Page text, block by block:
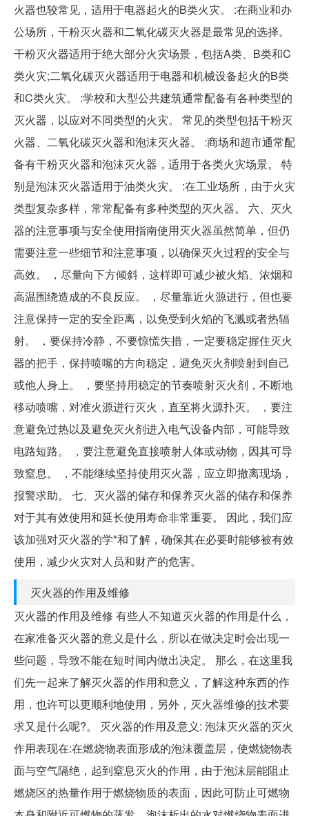
火器也较常见，适用于电器起火的B类火灾。 :在商业和办
公场所，干粉灭火器和二氧化碳灭火器是最常见的选择。
干粉灭火器适用于绝大部分火灾场景，包括A类、B类和C
类火灾;二氧化碳灭火器适用于电器和机械设备起火的B类
和C类火灾。 :学校和大型公共建筑通常配备有各种类型的
灭火器，以应对不同类型的火灾。 常见的类型包括干粉灭
火器、二氧化碳灭火器和泡沫灭火器。 :商场和超市通常配
备有干粉灭火器和泡沫灭火器，适用于各类火灾场景。 特
别是泡沫灭火器适用于油类火灾。 :在工业场所，由于火灾
类型复杂多样，常常配备有多种类型的灭火器。 六、灭火
器的注意事项与安全使用指南使用灭火器虽然简单，但仍
需要注意一些细节和注意事项，以确保灭火过程的安全与
高效。 ，尽量向下方倾斜，这样即可减少被火焰、浓烟和
高温围绕造成的不良反应。 ，尽量靠近火源进行，但也要
注意保持一定的安全距离，以免受到火焰的飞溅或者热辐
射。 ，要保持冷静，不要惊慌失措，一定要稳定握住灭火
器的把手，保持喷嘴的方向稳定，避免灭火剂喷射到自己
或他人身上。 ，要坚持用稳定的节奏喷射灭火剂，不断地
移动喷嘴，对准火源进行灭火，直至将火源扑灭。 ，要注
意避免过热以及避免灭火剂进入电气设备内部，可能导致
电路短路。 ，要注意避免直接喷射人体或动物，因其可导
致窒息。 ，不能继续坚持使用灭火器，应立即撤离现场，
报警求助。 七、灭火器的储存和保养灭火器的储存和保养
对于其有效使用和延长使用寿命非常重要。 因此，我们应
该加强对灭火器的学*和了解，确保其在必要时能够被有效
使用，减少火灾对人员和财产的危害。
灭火器的作用及维修
灭火器的作用及维修 有些人不知道灭火器的作用是什么，
在家准备灭火器的意义是什么，所以在做决定时会出现一
些问题，导致不能在短时间内做出决定。 那么，在这里我
们先一起来了解灭火器的作用和意义，了解这种东西的作
用，也许可以更顺利地使用，另外，灭火器维修的技术要
求又是什么呢?。 灭火器的作用及意义: 泡沫灭火器的灭火
作用表现在:在燃烧物表面形成的泡沫覆盖层，使燃烧物表
面与空气隔绝，起到窒息灭火的作用，由于泡沫层能阻止
燃烧区的热量作用于燃烧物质的表面，因此可防止可燃物